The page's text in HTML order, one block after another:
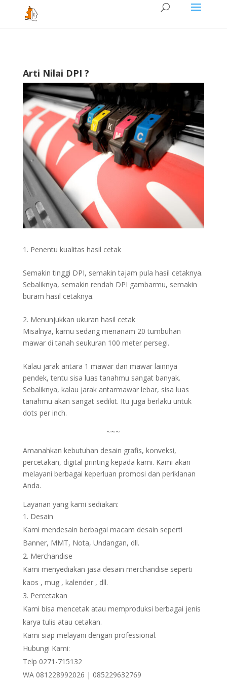
Arti Nilai DPI ?
1. Penentu kualitas hasil cetak
Semakin tinggi DPI, semakin tajam pula hasil cetaknya.
Sebaliknya, semakin rendah DPI gambarmu, semakin
buram hasil cetaknya.
2. Menunjukkan ukuran hasil cetak
Misalnya, kamu sedang menanam 20 tumbuhan
mawar di tanah seukuran 100 meter persegi.
Kalau jarak antara 1 mawar dan mawar lainnya
pendek, tentu sisa luas tanahmu sangat banyak.
Sebaliknya, kalau jarak antarmawar lebar, sisa luas
tanahmu akan sangat sedikit. Itu juga berlaku untuk
dots per inch.
~~~
Amanahkan kebutuhan desain grafis, konveksi,
percetakan, digital printing kepada kami. Kami akan
melayani berbagai keperluan promosi dan periklanan
Anda.
Layanan yang kami sediakan:
Desain
Kami mendesain berbagai macam desain seperti
Banner, MMT, Nota, Undangan, dll.
Merchandise
Kami menyediakan jasa desain merchandise seperti
kaos , mug , kalender , dll.
Percetakan
Kami bisa mencetak atau memproduksi berbagai jenis
karya tulis atau cetakan.
Kami siap melayani dengan professional.
Hubungi Kami:
Telp 0271-715132
WA 081228992026 | 085229632769